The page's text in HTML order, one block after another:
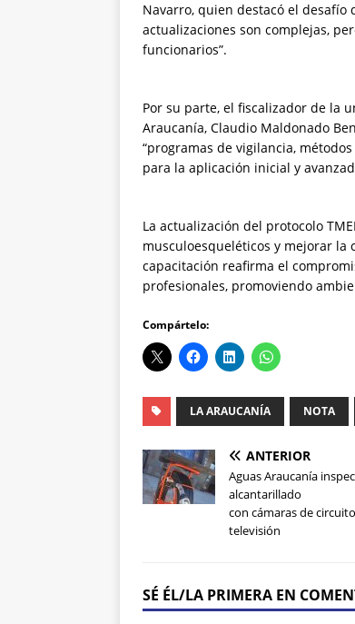
Navarro, quien destacó el
actualizaciones son complejas,
funcionarios”.
Por su parte, el fiscalizador de la
Araucanía, Claudio Maldonado
“programas de vigilancia,
para la aplicación inicial y
La actualización del protocolo
musculoesqueléticos y mejorar la
capacitación reafirma el
profesionales, promoviendo
Compártelo:
LA ARAUCANÍA NOTA
ANTERIOR
Aguas Araucanía
alcantarillado
con cámaras de
televisión
SÉ ÉL/LA PRIMERA EN